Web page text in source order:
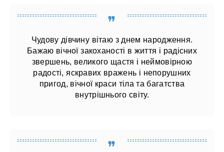
Чудову дівчину вітаю з днем ​​народження.
Бажаю вічної закоханості в життя і радісних
звершень, великого щастя і неймовірною
радості, яскравих вражень і непорушних
пригод, вічної краси тіла та багатства
внутрішнього світу.